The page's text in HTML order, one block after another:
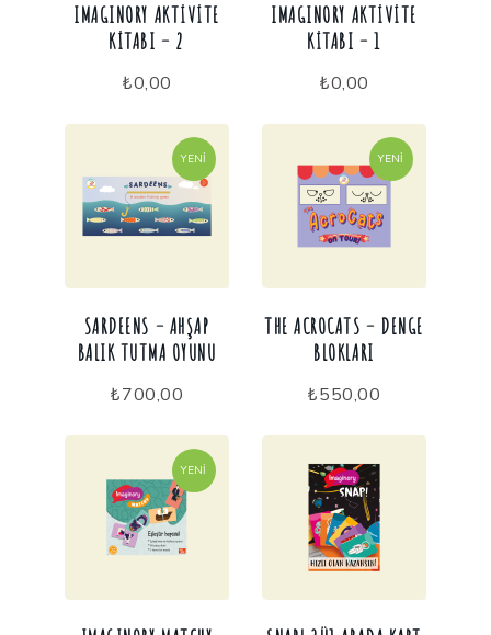
IMAGINORY AKTIVITE
KITABI – 2
₺0,00
IMAGINORY AKTIVITE
KITABI – 1
₺0,00
YENI
SARDEENS – AHŞAP
BALIK TUTMA OYUNU
₺700,00
YENI
THE ACROCATS – DENGE
BLOKLARI
₺550,00
YENI